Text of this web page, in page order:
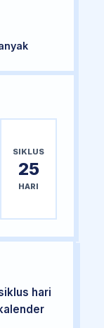
SIKLUS
25
HARI
hari